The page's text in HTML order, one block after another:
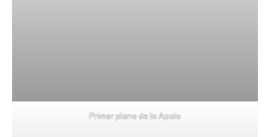
Primer plano de la Apolo